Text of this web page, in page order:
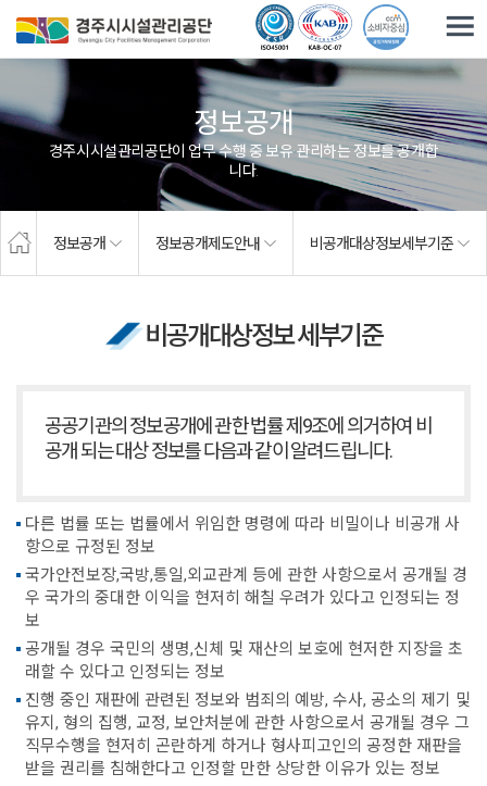
정보공개
경주시시설관리공단이 업무 수행 중 보유·관리하는 정보를 공개합
니다.
정보공개 정보공개제도안내 비공개대상정보세부기준
비공개대상정보 세부기준
공공기관의 정보공개에 관한 법률 제9조에 의거하여 비
공개 되는 대상 정보를 다음과 같이 알려드립니다.
다른 법률 또는 법률에서 위임한 명령에 따라 비밀이나 비공개 사
항으로 규정된 정보
국가안전보장,국방,통일,외교관계 등에 관한 사항으로서 공개될 경
우 국가의 중대한 이익을 현저히 해칠 우려가 있다고 인정되는 정
보
공개될 경우 국민의 생명,신체 및 재산의 보호에 현저한 지장을 초
래할 수 있다고 인정되는 정보
진행 중인 재판에 관련된 정보와 범죄의 예방, 수사, 공소의 제기 및
유지, 형의 집행, 교정, 보안처분에 관한 사항으로서 공개될 경우 그
직무수행을 현저히 곤란하게 하거나 형사피고인의 공정한 재판을
받을 권리를 침해한다고 인정할 만한 상당한 이유가 있는 정보